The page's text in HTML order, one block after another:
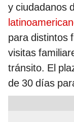
y ciudadanos
para distintos
visitas
tránsito. El
de 30 días